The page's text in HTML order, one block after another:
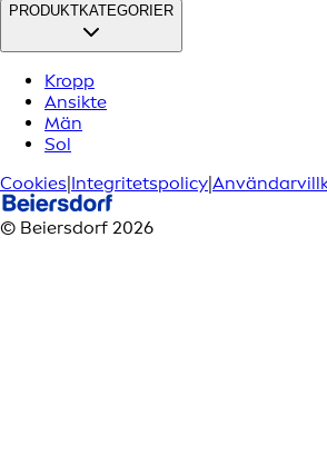
PRODUKTKATEGORIER
Kropp
Ansikte
Män
Sol
Cookies|Integritetspolicy|
© Beiersdorf 2026